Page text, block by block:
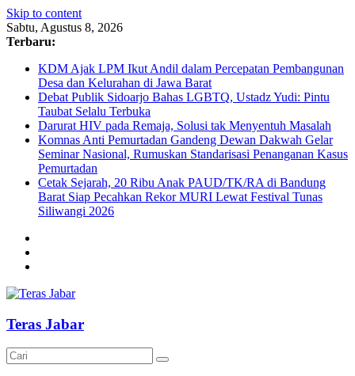
Skip to content
Sabtu, Agustus 8, 2026
Terbaru:
KDM Ajak LPM Ikut Andil dalam Percepatan Pembangunan
Desa dan Kelurahan di Jawa Barat
Debat Publik Sidoarjo Bahas LGBTQ, Ustadz Yudi: Pintu
Taubat Selalu Terbuka
Darurat HIV pada Remaja, Solusi tak Menyentuh Masalah
Komnas Anti Pemurtadan Gandeng Dewan Dakwah Gelar
Seminar Nasional, Rumuskan Standarisasi Penanganan Kasus
Pemurtadan
Cetak Sejarah, 20 Ribu Anak PAUD/TK/RA di Bandung
Barat Siap Pecahkan Rekor MURI Lewat Festival Tunas
Siliwangi 2026
Teras Jabar